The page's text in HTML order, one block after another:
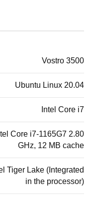
Vostro 3500
Ubuntu Linux 20.04
Intel Core i7
Core i7-1165G7 2.80
GHz, 12 MB cache
Tiger Lake (Integrated
in the processor)